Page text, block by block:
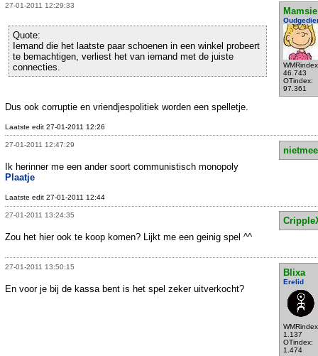
27-01-2011 12:29:33
Mamsie
46.743
OTindex:
97.361
Quote:
Iemand die het laatste paar schoenen in een winkel probeert
te bemachtigen, verliest het van iemand met de juiste
connecties.
Dus ook corruptie en vriendjespolitiek worden een spelletje.
Laatste edit 27-01-2011 12:26
27-01-2011 12:47:29
Ik herinner me een ander soort communistisch monopoly
Plaatje
Laatste edit 27-01-2011 12:44
27-01-2011 13:24:35
Zou het hier ook te koop komen? Lijkt me een geinig spel ^^
27-01-2011 13:50:15
Blixa
Erelid
1.137
OTindex:
1.474
En voor je bij de kassa bent is het spel zeker uitverkocht?